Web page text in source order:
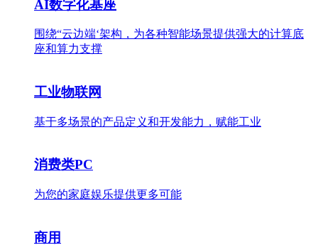
AI数字化基座
围绕“云边端‘架构，为各种智能场景提供强大的计算底
座和算力支撑
工业物联网
基于多场景的产品定义和开发能力，赋能工业
消费类PC
为您的家庭娱乐提供更多可能
商用